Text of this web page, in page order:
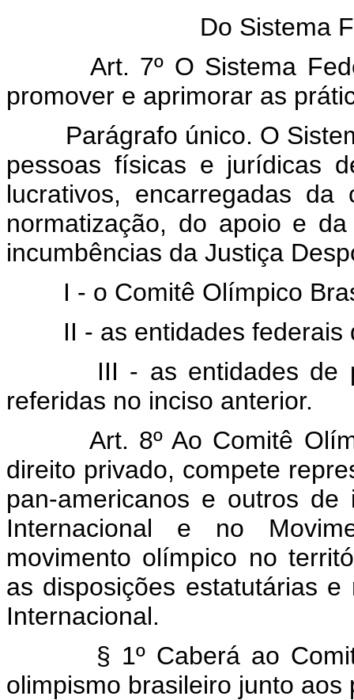
Do Sistema
Art. 7º O Sistema
promover e aprimorar as
Parágrafo único. O
pessoas físicas e jurídicas
lucrativos, encarregadas da
normatização, do apoio e
incumbências da Justiça
I - o Comitê Olímpico
II - as entidades federais
III - as entidades de
referidas no inciso anterior.
Art. 8º Ao Comitê
direito privado, compete
pan-americanos e outros
Internacional e no
movimento olímpico no
as disposições estatutárias
Internacional.
§ 1º Caberá ao Comitê
olimpismo brasileiro junto aos